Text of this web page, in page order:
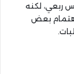
23% على أساس ربعي، لكنه
اهتمام بعض